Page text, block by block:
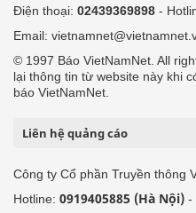
Điện thoại: 02439369898 -
Email:
© 1997 Báo VietNamNet. All
lại thông tin từ website này khi
báo VietNamNet.
Liên hệ quảng cáo
Công ty Cổ phần Truyền thông
Hotline: 0919405885 (Hà Nội) -